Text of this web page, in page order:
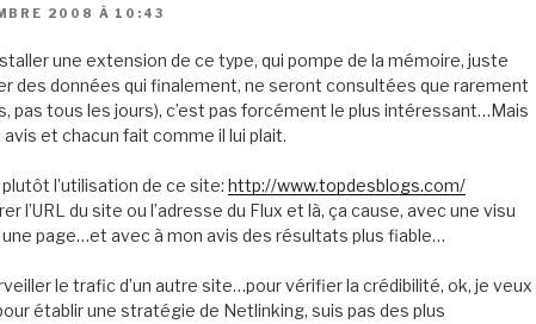
2008 À 10:43
une extension de ce type, qui pompe de la mémoire, juste
des données qui finalement, ne seront consultées que rarement
pas tous les jours), c’est pas forcément le plus intéressant…Mais
et chacun fait comme il lui plait.
plutôt l’utilisation de ce site: http://www.topdesblogs.com/
l’URL du site ou l’adresse du Flux et là, ça cause, avec une visu
une page…et avec à mon avis des résultats plus fiable…
le trafic d’un autre site…pour vérifier la crédibilité, ok, je veux
établir une stratégie de Netlinking, suis pas des plus